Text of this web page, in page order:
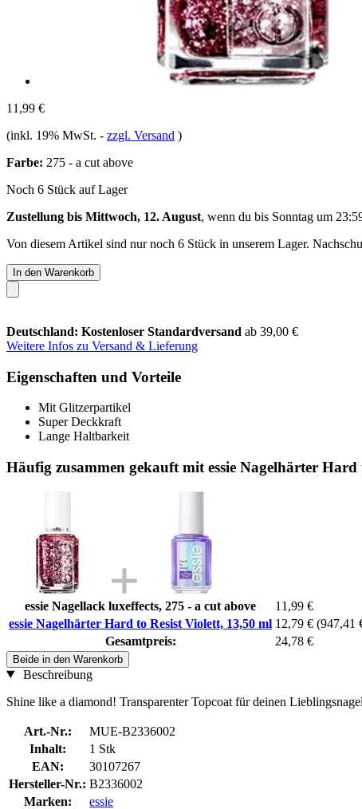
11,99 €
(inkl. 19% MwSt. - zzgl. Versand )
Farbe: 275 - a cut above
Noch 6 Stück auf Lager
Zustellung bis Mittwoch, 12. August, wenn du bis Sonntag um
Von diesem Artikel sind nur noch 6 Stück in unserem Lager.
In den Warenkorb
Deutschland: Kostenloser Standardversand ab 39,00 €
Weitere Infos zu Versand & Lieferung
Eigenschaften und Vorteile
Mit Glitzerpartikel
Super Deckkraft
Lange Haltbarkeit
Häufig zusammen gekauft mit essie Nagelhärter Hard
essie Nagellack luxeffects, 275 - a cut above
11,99 €
essie Nagelhärter Hard to Resist Violett, 13,50 ml 12,79 € (947,41
Gesamtpreis:
24,78 €
Beide in den Warenkorb
Beschreibung
Shine like a diamond! Transparenter Topcoat für deinen
Art.-Nr.:
MUE-B2336002
Inhalt:
1 Stk
EAN:
30107267
Hersteller-Nr.: B2336002
Marken:
essie